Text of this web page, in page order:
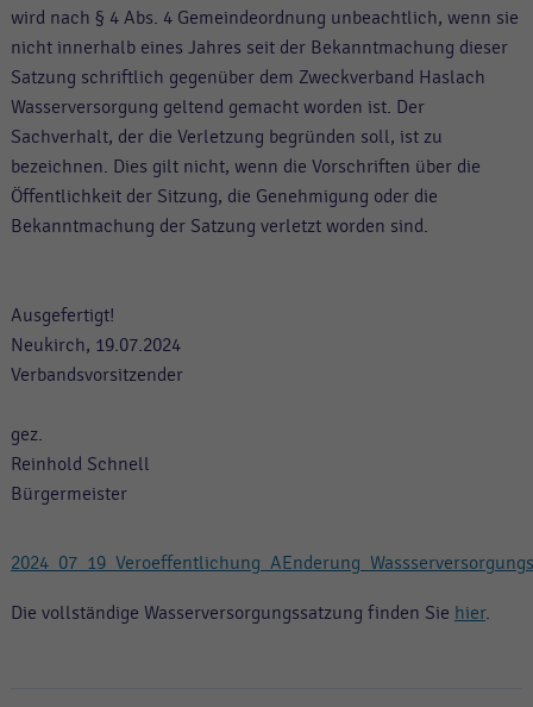
wird nach § 4 Abs. 4 Gemeindeordnung unbeachtlich, wenn sie
nicht innerhalb eines Jahres seit der Bekanntmachung dieser
Satzung schriftlich gegenüber dem Zweckverband Haslach
Wasserversorgung geltend gemacht worden ist. Der
Sachverhalt, der die Verletzung begründen soll, ist zu
bezeichnen. Dies gilt nicht, wenn die Vorschriften über die
Öffentlichkeit der Sitzung, die Genehmigung oder die
Bekanntmachung der Satzung verletzt worden sind.
Ausgefertigt!
Neukirch, 19.07.2024
Verbandsvorsitzender
gez.
Reinhold Schnell
Bürgermeister
Die vollständige Wasserversorgungssatzung finden Sie hier.